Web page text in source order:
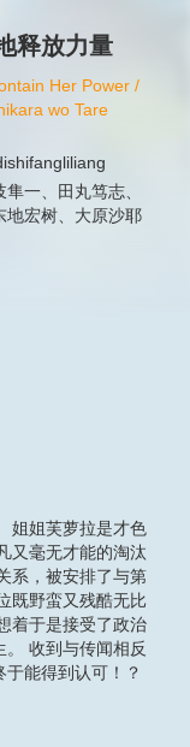
释放力量
Her Power /
wo Tare
隼一 田丸笃志
地宏树
大原沙耶
姐姐芙萝拉是才色
又毫无才能的淘汰
系，被安排了与第
既野蛮又残酷无比
着于是接受了政治
收到与传闻相反
能得到认可！？